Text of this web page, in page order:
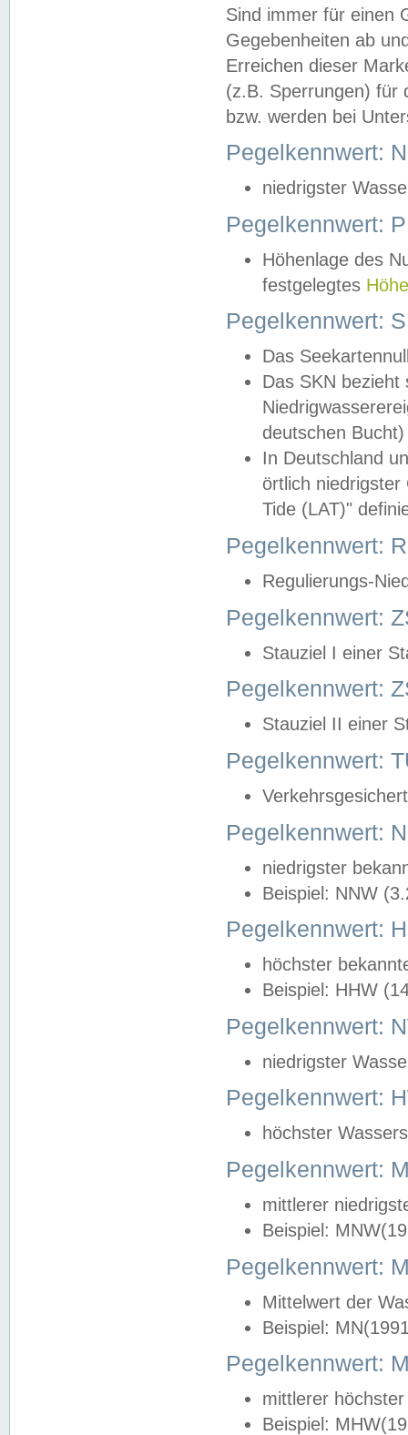
Sind immer für einen
Gegebenheiten ab
Erreichen dieser
(z.B. Sperrungen) für
bzw. werden bei
Pegelkennwert:
niedrigster
Pegelkennwert:
Höhenlage des
festgelegtes
Pegelkennwert:
Das
Das SKN
deutschen
In Deutschland
örtlich
Tide (LAT)"
Pegelkennwert:
Regulierungs-
Pegelkennwert:
Stauziel I einer
Pegelkennwert:
Stauziel II einer
Pegelkennwert:
Pegelkennwert:
niedrigster
Beispiel: NNW
Pegelkennwert:
höchster
Beispiel: HHW
Pegelkennwert:
niedrigster
Pegelkennwert:
höchster
Pegelkennwert:
mittlerer
Beispiel:
Pegelkennwert:
Mittelwert der
Beispiel:
Pegelkennwert:
mittlerer
Beispiel: